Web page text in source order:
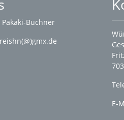
Buchner
E-